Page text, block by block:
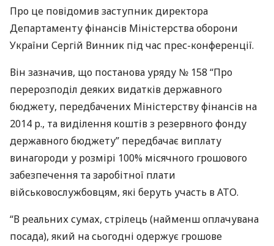
Про це повідомив заступник директора
Департаменту фінансів Міністерства оборони
України Сергій Винник під час прес-конференції.
Він зазначив, що постанова уряду № 158 “Про
перерозподіл деяких видатків державного
бюджету, передбачених Міністерству фінансів на
2014 р., та виділення коштів з резервного фонду
державного бюджету” передбачає виплату
винагороди у розмірі 100% місячного грошового
забезпечення та заробітної плати
військовослужбовцям, які беруть участь вАТО.
“В реальних сумах, стрілець (найменш оплачувана
посада), який на сьогодні одержує грошове